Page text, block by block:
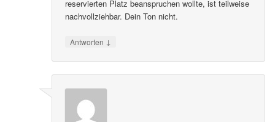
reservierten Platz beanspruchen wollte, ist teilweise
nachvollziehbar. Dein Ton nicht.
Antworten ↓